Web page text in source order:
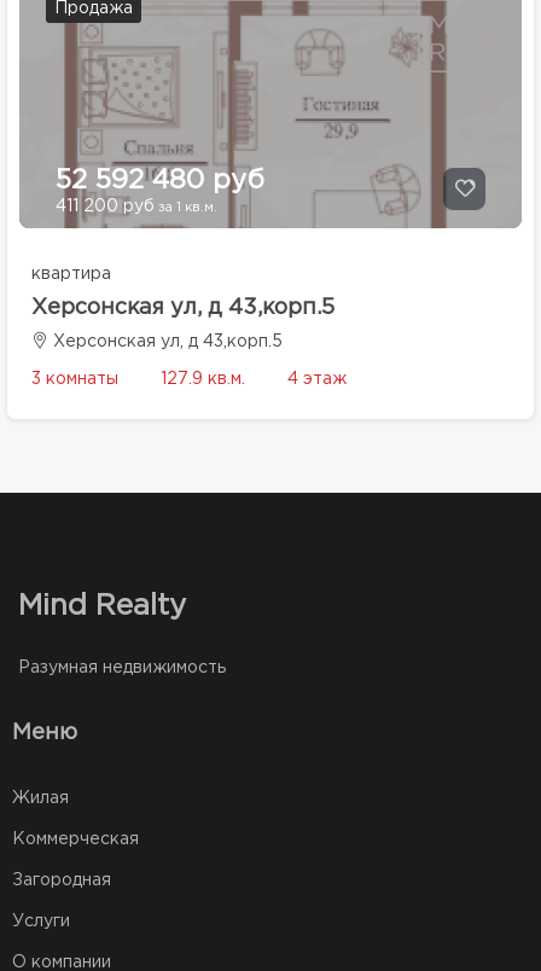
Продажа
52 592 480 руб
411 200 руб за 1 кв.м.
квартира
Херсонская ул, д 43,корп.5
Херсонская ул, д 43,корп.5
3 комнаты 127.9 кв.м. 4 этаж
Mind Realty
Разумная недвижимость
Меню
Жилая
Коммерческая
Загородная
Услуги
О компании